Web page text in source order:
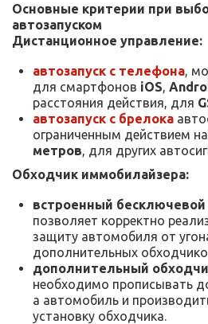
Основные критерии при
автозапуском
Дистанционное управление:
автозапуск с телефона,
для смартфонов iOS,
расстояния действия, для
автозапуск с брелока
ограниченным действием
метров, для других
Обходчик иммобилайзера:
встроенный бесключевой
позволяет корректно
защиту автомобиля от
дополнительных
дополнительный
необходимо прописывать
а автомобиль и
установку обходчика.